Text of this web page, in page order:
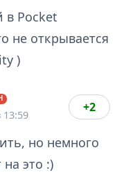
Pocket
не открывается
)
13:59
+2
но немного
на это :)